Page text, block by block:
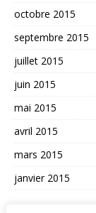
octobre 2015
septembre 2015
juillet 2015
juin 2015
mai 2015
avril 2015
mars 2015
janvier 2015